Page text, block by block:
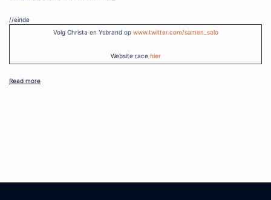
//einde
Volg Christa en Ysbrand op www.twitter.com/samen_solo
Website race hier
Read more